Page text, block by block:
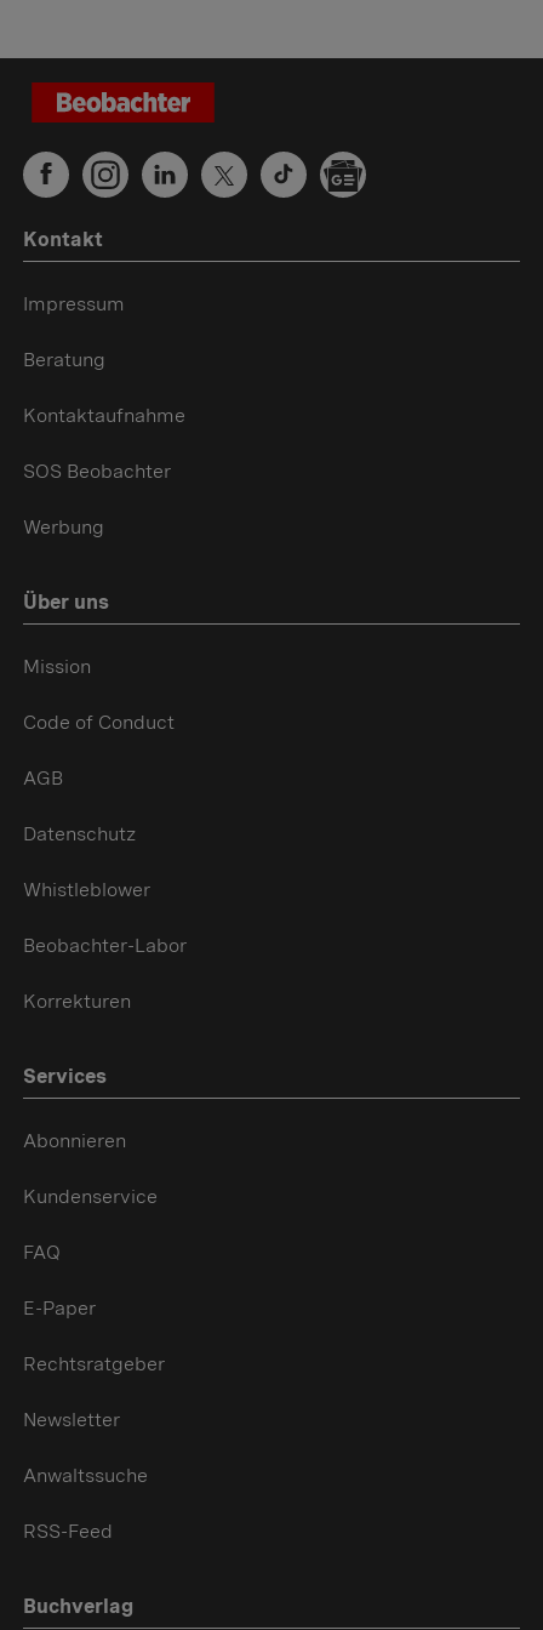
Kontakt
Impressum
Beratung
Kontaktaufnahme
SOS Beobachter
Werbung
Über uns
Mission
Code of Conduct
AGB
Datenschutz
Whistleblower
Beobachter-Labor
Korrekturen
Services
Abonnieren
Kundenservice
FAQ
E-Paper
Rechtsratgeber
Newsletter
Anwaltssuche
RSS-Feed
Buchverlag